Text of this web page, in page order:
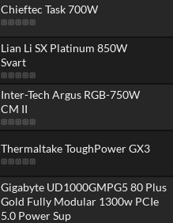
Chieftec Task 700W
Lian Li SX Platinum 850W
Svart
Inter-Tech Argus RGB-750W
CM II
Thermaltake ToughPower GX3
Gigabyte UD1000GMPG5 80 Plus
Gold Fully Modular 1300w PCIe
5.0 Power Sup